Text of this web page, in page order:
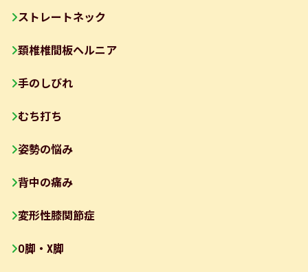
ストレートネック
頚椎椎間板ヘルニア
手のしびれ
むち打ち
姿勢の悩み
背中の痛み
変形性膝関節症
O脚・X脚